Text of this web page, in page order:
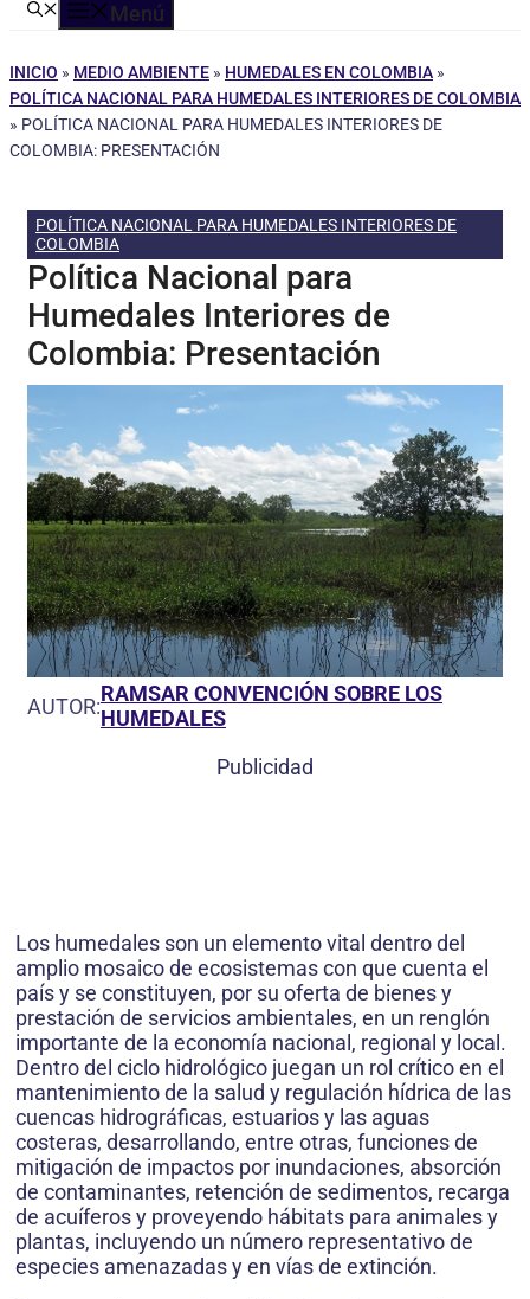
Menú
INICIO » MEDIO AMBIENTE » HUMEDALES EN COLOMBIA »
POLÍTICA NACIONAL PARA HUMEDALES INTERIORES DE COLOMBIA
» POLÍTICA NACIONAL PARA HUMEDALES INTERIORES DE
COLOMBIA: PRESENTACIÓN
POLÍTICA NACIONAL PARA HUMEDALES INTERIORES DE
COLOMBIA
Política Nacional para
Humedales Interiores de
Colombia: Presentación
AUTOR:RAMSAR CONVENCIÓN SOBRE LOS
HUMEDALES
Publicidad
Los humedales son un elemento vital dentro del
amplio mosaico de ecosistemas con que cuenta el
país y se constituyen, por su oferta de bienes y
prestación de servicios ambientales, en un renglón
importante de la economía nacional, regional y local.
Dentro del ciclo hidrológico juegan un rol crítico en el
mantenimiento de la salud y regulación hídrica de las
cuencas hidrográficas, estuarios y las aguas
costeras, desarrollando, entre otras, funciones de
mitigación de impactos por inundaciones, absorción
de contaminantes, retención de sedimentos, recarga
de acuíferos y proveyendo hábitats para animales y
plantas, incluyendo un número representativo de
especies amenazadas y en vías de extinción.